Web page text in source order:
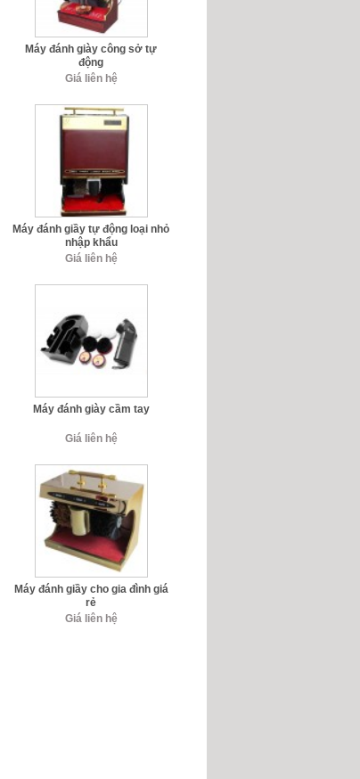
Máy đánh giày công sở tự
động
Giá liên hệ
Máy đánh giầy tự động loại nhỏ
nhập khẩu
Giá liên hệ
Máy đánh giày cầm tay
Giá liên hệ
Máy đánh giầy cho gia đình giá
rẻ
Giá liên hệ